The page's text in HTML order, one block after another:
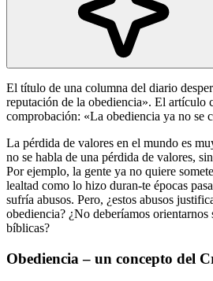
El título de una columna del diario
reputación de la obediencia». El artículo
comprobación: «La obediencia ya no se
La pérdida de valores en el mundo es
no se habla de una pérdida de valores,
Por ejemplo, la gente ya no quiere
lealtad como lo hizo duran-te épocas
sufría abusos. Pero, ¿estos abusos
obediencia? ¿No deberíamos
bíblicas?
Obediencia – un concepto del